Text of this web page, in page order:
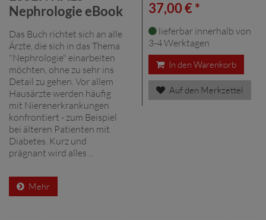
Nephrologie eBook
Das Buch richtet sich an alle
Ärzte, die sich in das Thema
"Nephrologie" einarbeiten
möchten, ohne zu sehr ins
Detail zu gehen. Vor allem
Hausärzte werden häufig
mit Nierenerkrankungen
konfrontiert - zum Beispiel
bei älteren Patienten mit
Diabetes. Kurz und
prägnant wird alles ...
Mehr
37,00 € *
lieferbar innerhalb von
3-4 Werktagen
In den Warenkorb
Auf den Merkzettel